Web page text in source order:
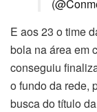
E aos 23 o time
bola na área em
conseguiu
o fundo da rede,
busca do título